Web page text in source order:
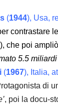
(1944), Usa,
contrastare
che poi
5.5
(1967), Italia,
di
, poi la docu-